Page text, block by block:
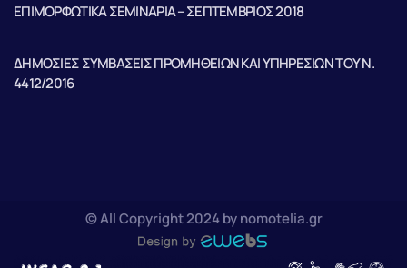
ΕΠΙΜΟΡΦΩΤΙΚΑ ΣΕΜΙΝΑΡΙΑ – ΣΕΠΤΕΜΒΡΙΟΣ 2018
ΔΗΜΟΣΙΕΣ ΣΥΜΒΑΣΕΙΣ ΠΡΟΜΗΘΕΙΩΝ ΚΑΙ ΥΠΗΡΕΣΙΩΝ ΤΟΥ Ν.
4412/2016
© All Copyright 2024 by nomotelia.gr